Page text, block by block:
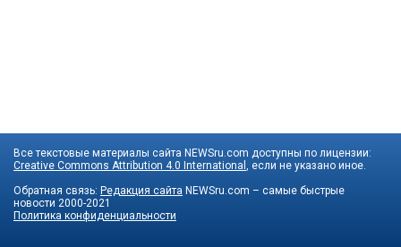
Все текстовые материалы сайта NEWSru.com доступны по лицензии:
Creative Commons Attribution 4.0 International , если не указано иное.
Обратная связь: Редакция сайта NEWSru.com – самые быстрые
новости 2000-2021
Политика конфиденциальности